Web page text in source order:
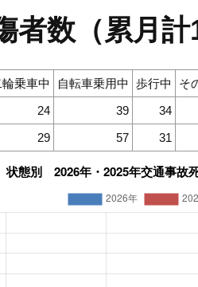
者数（累月
輪乗車中 自転車乗用中 歩行中
そ
24 39
34
29 57 31